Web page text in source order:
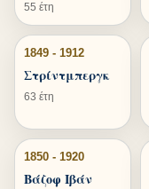
55 έτη
1849 - 1912
Στρίντμπεργκ
63 έτη
1850 - 1920
Βάζοφ Ιβάν